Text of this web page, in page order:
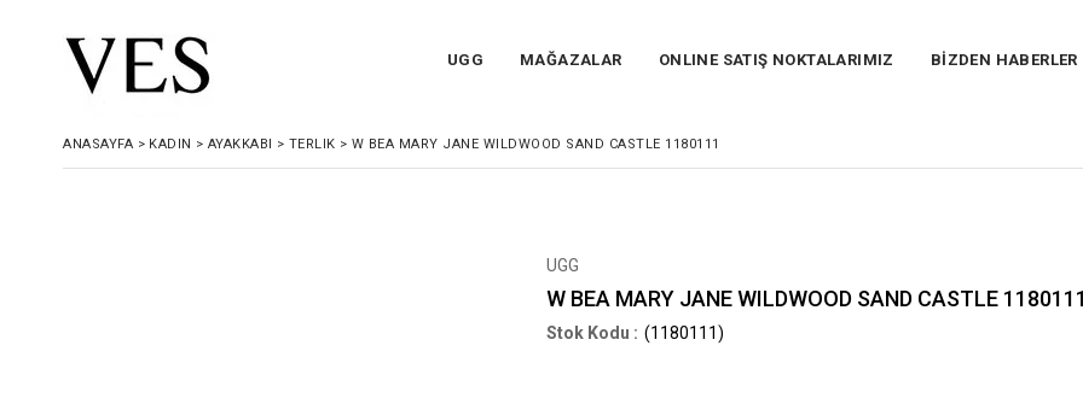
UGG MAĞAZALAR ONLINE SATIŞ NOKTALARIMIZ BİZDEN HABERLER
ANASAYFA > KADIN > AYAKKABI > TERLIK > W BEA MARY JANE WILDWOOD SAND CASTLE 1180111
UGG
W BEA MARY JANE WILDWOOD SAND CASTLE 1180111
(1180111)